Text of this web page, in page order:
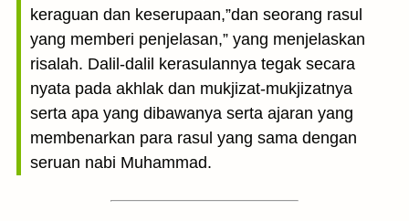
keraguan dan keserupaan,”dan seorang rasul
yang memberi penjelasan,” yang menjelaskan
risalah. Dalil-dalil kerasulannya tegak secara
nyata pada akhlak dan mukjizat-mukjizatnya
serta apa yang dibawanya serta ajaran yang
membenarkan para rasul yang sama dengan
seruan nabi Muhammad.